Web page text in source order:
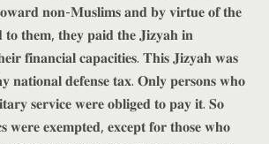
𝐧𝐨𝐧-𝐌𝐮𝐬𝐥𝐢𝐦𝐬 𝐚𝐧𝐝 𝐛𝐲 𝐯𝐢𝐫𝐭𝐮𝐞 𝐨𝐟 𝐭𝐡𝐞
𝐭𝐨 𝐭𝐡𝐞𝐦, 𝐭𝐡𝐞𝐲 𝐩𝐚𝐢𝐝 𝐭𝐡𝐞 𝐉𝐢𝐳𝐲𝐚𝐡 𝐢𝐧
𝐟𝐢𝐧𝐚𝐧𝐜𝐢𝐚𝐥 𝐜𝐚𝐩𝐚𝐜𝐢𝐭𝐢𝐞𝐬. 𝐓𝐡𝐢𝐬 𝐉𝐢𝐳𝐲𝐚𝐡 𝐰𝐚𝐬
𝐧𝐚𝐭𝐢𝐨𝐧𝐚𝐥 𝐝𝐞𝐟𝐞𝐧𝐬𝐞 𝐭𝐚𝐱. 𝐎𝐧𝐥𝐲 𝐩𝐞𝐫𝐬𝐨𝐧𝐬 𝐰𝐡𝐨
𝐬𝐞𝐫𝐯𝐢𝐜𝐞 𝐰𝐞𝐫𝐞 𝐨𝐛𝐥𝐢𝐠𝐞𝐝 𝐭𝐨 𝐩𝐚𝐲 𝐢𝐭. 𝐒𝐨
𝐰𝐞𝐫𝐞 𝐞𝐱𝐞𝐦𝐩𝐭𝐞𝐝, 𝐞𝐱𝐜𝐞𝐩𝐭 𝐟𝐨𝐫 𝐭𝐡𝐨𝐬𝐞 𝐰𝐡𝐨